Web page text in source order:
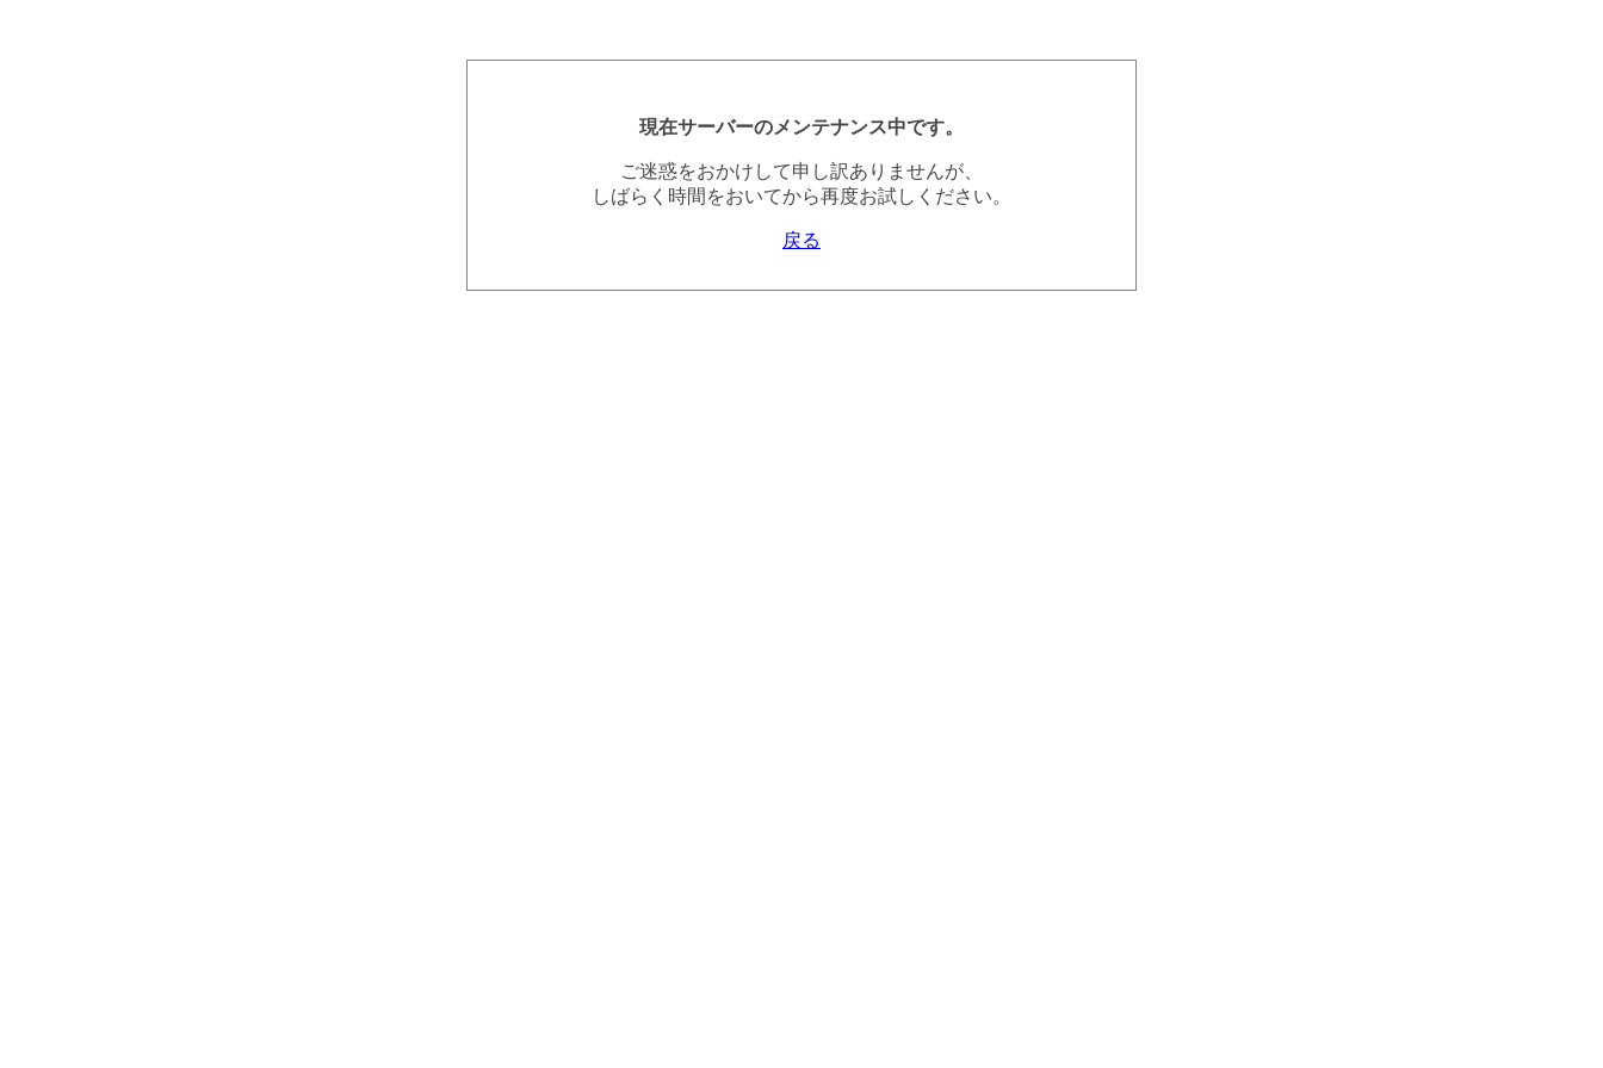
現在サーバーのメンテナンス中です。
ご迷惑をおかけして申し訳ありませんが、
しばらく時間をおいてから再度お試しください。
戻る